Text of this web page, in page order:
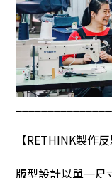
【RETHINK製作反
版型設計以單一尺